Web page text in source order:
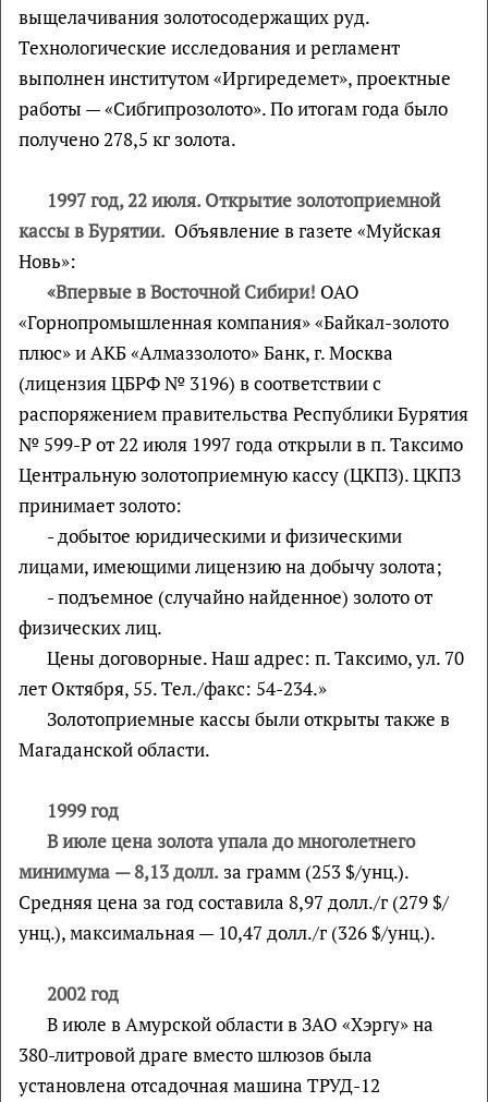
выщелачивания золотосодержащих руд.
Технологические исследования и регламент
выполнен институтом «Иргиредемет», проектные
работы — «Сибгипрозолото». По итогам года было
получено 278,5 кг золота.
1997 год, 22 июля. Открытие золотоприемной
кассы в Бурятии. Объявление в газете «Муйская
Новь»:
«Впервые в Восточной Сибири! ОАО
«Горнопромышленная компания» «Байкал-золото
плюс» и АКБ «Алмаззолото» Банк, г. Москва
(лицензия ЦБРФ № 3196) в соответствии с
распоряжением правительства Республики Бурятия
№ 599-Р от 22 июля 1997 года открыли в п. Таксимо
Центральную золотоприемную кассу (ЦКПЗ). ЦКПЗ
принимает золото:
- добытое юридическими и физическими
лицами, имеющими лицензию на добычу золота;
- подъемное (случайно найденное) золото от
физических лиц.
Цены договорные. Наш адрес: п. Таксимо, ул. 70
лет Октября, 55. Тел./факс: 54-234.»
Золотоприемные кассы были открыты также в
Магаданской области.
1999 год
В июле цена золота упала до многолетнего
минимума — 8,13 долл. за грамм (253 $/унц.).
Средняя цена за год составила 8,97 долл./г (279 $/
унц.), максимальная — 10,47 долл./г (326 $/унц.).
2002 год
В июле в Амурской области в ЗАО «Хэргу» на
380-литровой драге вместо шлюзов была
установлена отсадочная машина ТРУД-12